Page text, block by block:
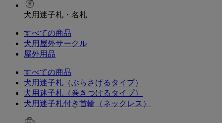
犬用迷子札・名札
すべての商品
犬用屋外サークル
屋外用品
すべての商品
犬用迷子札（ぶらさげるタイプ）
犬用迷子札（巻きつけるタイプ）
犬用迷子札付き首輪（ネックレス）